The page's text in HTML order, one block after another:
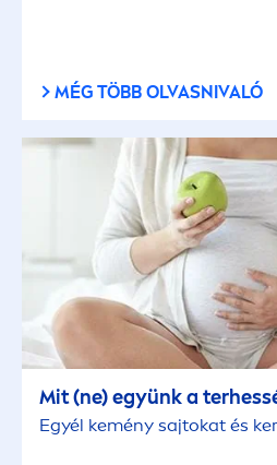
MÉG TÖBB OLVASNIVALÓ
Mit (ne) együnk a
Egyél kemény sajtokat és